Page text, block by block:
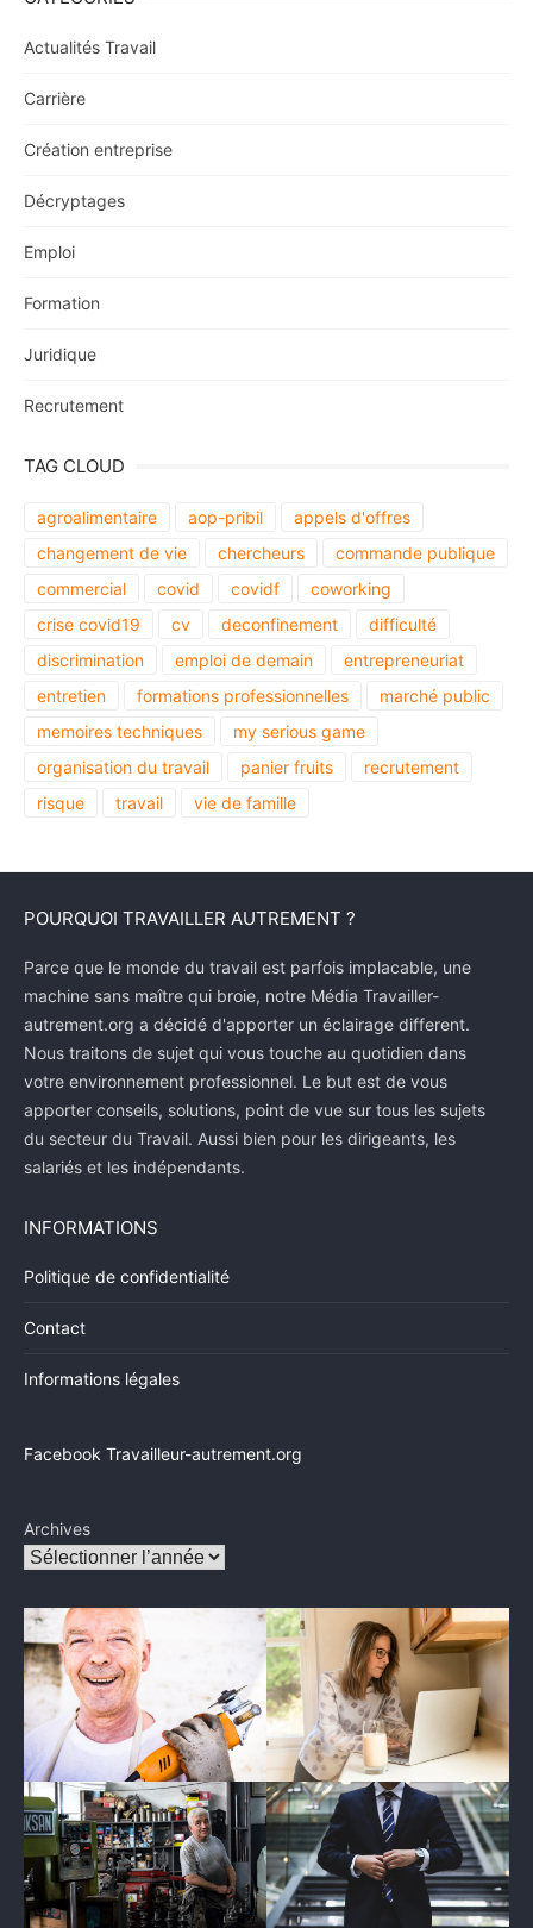
Actualités Travail
Carrière
Création entreprise
Décryptages
Emploi
Formation
Juridique
Recrutement
TAG CLOUD
agroalimentaire aop-pribil
appels d'offres
changement de vie
chercheurs
commande publique
commercial
covid covidf
coworking
crise covid19
cv deconfinement
difficulté
discrimination
emploi de demain
entrepreneuriat
entretien
formations professionnelles
marché public
memoires techniques
my serious game
organisation du travail
panier fruits
recrutement
risque
travail vie de famille
POURQUOI TRAVAILLER AUTREMENT ?
Parce que le monde du travail est parfois implacable, une
machine sans maître qui broie, notre Média Travailler-
autrement.org a décidé d'apporter un éclairage different.
Nous traitons de sujet qui vous touche au quotidien dans
votre environnement professionnel. Le but est de vous
apporter conseils, solutions, point de vue sur tous les sujets
du secteur du Travail. Aussi bien pour les dirigeants, les
salariés et les indépendants.
INFORMATIONS
Politique de confidentialité
Contact
Informations légales
Facebook Travailleur-autrement.org
Archives